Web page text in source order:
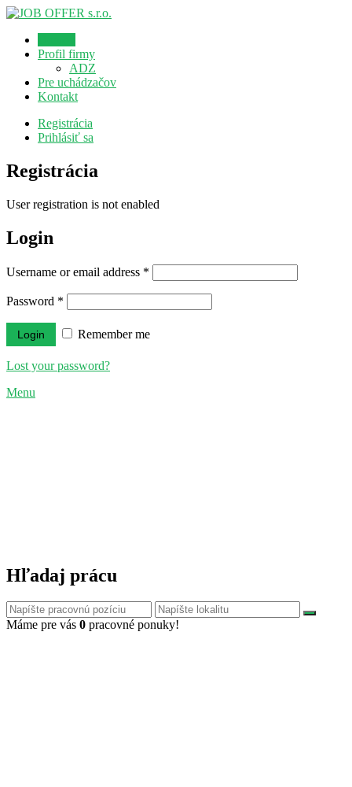
Profil firmy
ADZ
Pre uchádzačov
Kontakt
Registrácia
Prihlásiť sa
Registrácia
User registration is not enabled
Login
Username or email address *
Password *
Remember me
Lost your password?
Menu
Hľadaj prácu
Máme pre vás 0 pracovné ponuky!